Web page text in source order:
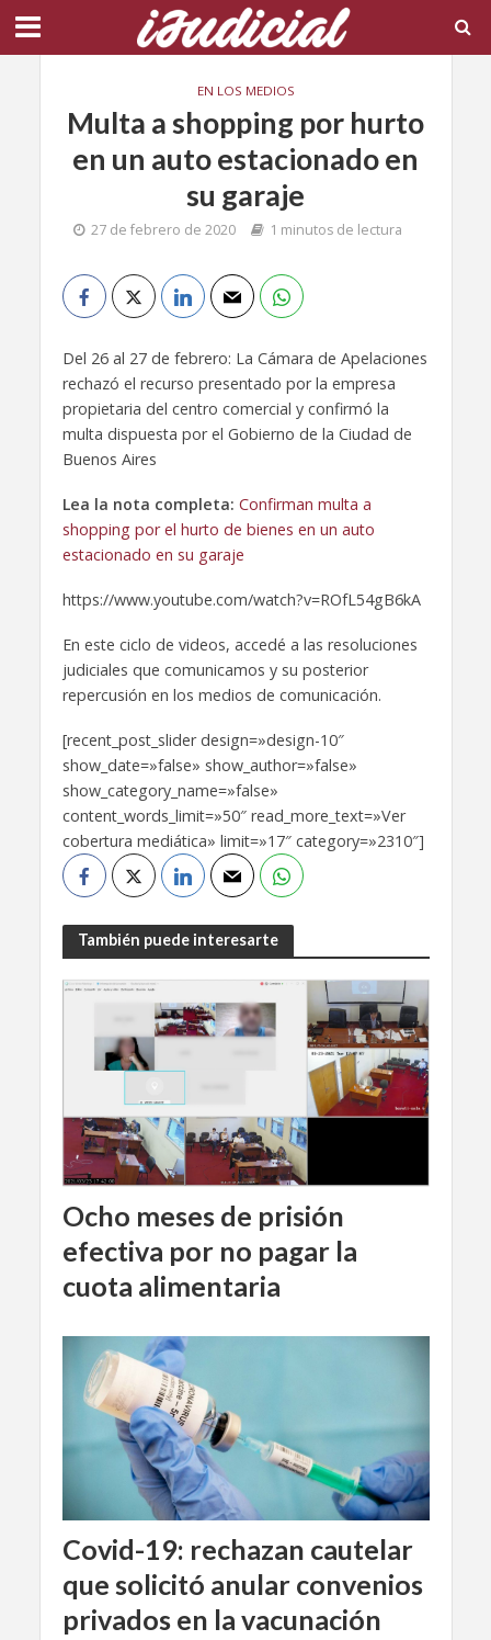
EN LOS MEDIOS
Multa a shopping por hurto
en un auto estacionado en
su garaje
27 de febrero de 2020 1 minutos de lectura
Del 26 al 27 de febrero: La Cámara de Apelaciones
rechazó el recurso presentado por la empresa
propietaria del centro comercial y confirmó la
multa dispuesta por el Gobierno de la Ciudad de
Buenos Aires
Lea la nota completa: Confirman multa a
shopping por el hurto de bienes en un auto
estacionado en su garaje
https://www.youtube.com/watch?v=ROfL54gB6kA
En este ciclo de videos, accedé a las resoluciones
judiciales que comunicamos y su posterior
repercusión en los medios de comunicación.
[recent_post_slider design=»design-10″
show_date=»false» show_author=»false»
show_category_name=»false»
content_words_limit=»50″ read_more_text=»Ver
cobertura mediática» limit=»17″ category=»2310″]
También puede interesarte
Ocho meses de prisión
efectiva por no pagar la
cuota alimentaria
Covid-19: rechazan cautelar
que solicitó anular convenios
privados en la vacunación